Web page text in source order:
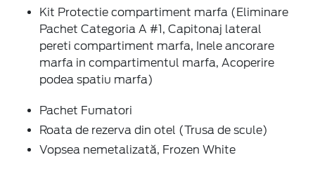
Kit Protectie compartiment marfa (Eliminare
Pachet Categoria A #1, Capitonaj lateral
pereti compartiment marfa, Inele ancorare
marfa in compartimentul marfa, Acoperire
podea spatiu marfa)
Pachet Fumatori
Roata de rezerva din otel (Trusa de scule)
Vopsea nemetalizată, Frozen White